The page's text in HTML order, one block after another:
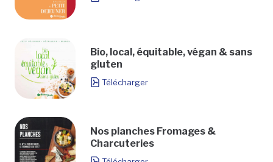
Bio, local, équitable, végan & sans
gluten
Télécharger
Nos planches Fromages &
Charcuteries